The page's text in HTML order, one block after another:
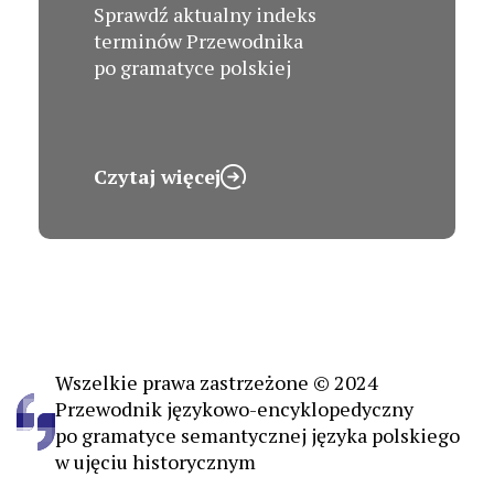
Sprawdź aktualny indeks
terminów Przewodnika
po gramatyce polskiej
Czytaj więcej
Wszelkie prawa zastrzeżone © 2024
Przewodnik językowo-encyklopedyczny
po gramatyce semantycznej języka polskiego
w ujęciu historycznym